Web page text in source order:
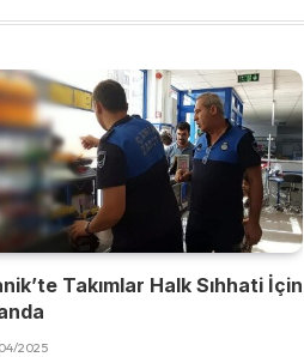
Takımlar Halk Sıhhati İçin
2025